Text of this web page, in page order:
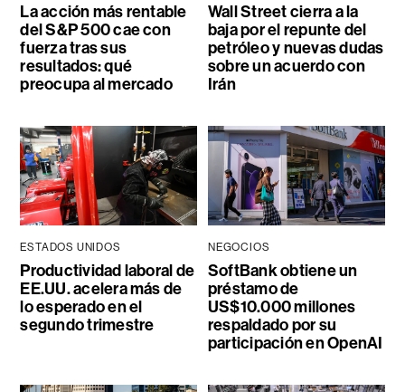
La acción más rentable
del S&P 500 cae con
fuerza tras sus
resultados: qué
preocupa al mercado
Wall Street cierra a la
baja por el repunte del
petróleo y nuevas dudas
sobre un acuerdo con
Irán
ESTADOS UNIDOS
Productividad laboral de
EE.UU. acelera más de
lo esperado en el
segundo trimestre
NEGOCIOS
SoftBank obtiene un
préstamo de
US$10.000 millones
respaldado por su
participación en OpenAI